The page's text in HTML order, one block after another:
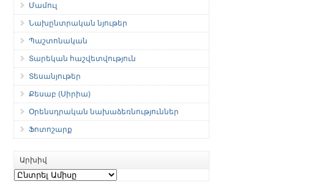
Մամուլ
Նախընտրական նյութեր
Պաշտոնական
Տարեկան հաշվետվություն
Տեսանյութեր
Քեսաբ (Սիրիա)
Օրենսդրական նախաձեռնություններ
Ֆոտոշարք
Արխիվ
Արխիվ